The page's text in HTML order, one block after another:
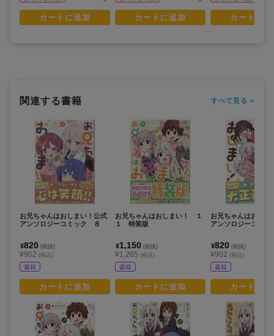
カートに追加 カートに追加 カートに
関連する書籍 すべて見る >
お兄ちゃんはおしまい！公式
アンソロジーコミック ８
¥820 (税抜)
¥902 (税込)
書籍
カートに追加
お兄ちゃんはおしまい！ １
１ 特装版
¥1,150 (税抜)
¥1,265 (税込)
書籍
カートに追加
お兄ちゃんはおしま
アンソロジーコミ
¥820 (税抜)
¥902 (税込)
書籍
カートに